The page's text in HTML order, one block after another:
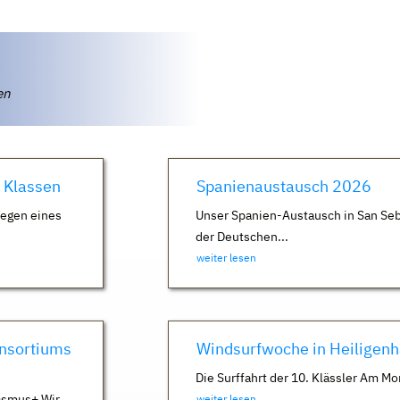
eines
Spanienaustausch 2026
Unser Spanien-Austausch in San
der Deutschen...
weiter lesen
Windsurfwoche in
Die Surffahrt der 10. Klässler Am